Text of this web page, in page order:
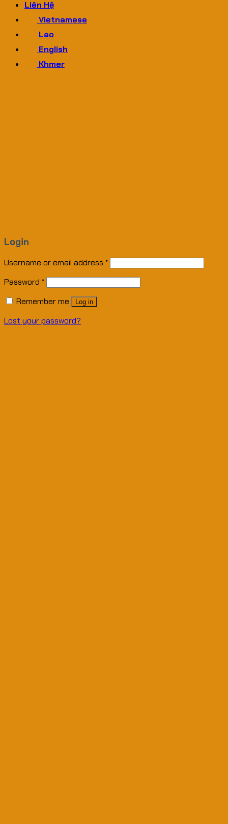
Liên Hệ
Vietnamese
Lao
English
Khmer
Login
Username or email address *
Password *
Remember me
Log in
Lost your password?